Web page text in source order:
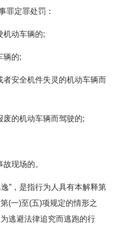
罪定罪处罚：
机动车辆的;
辆的;
者安全机件失灵的机动车辆而
废的机动车辆而驾驶的;
现场的。
”，是指行为人具有本解释第
(一)至(五)项规定的情形之
逃避法律追究而逃跑的行